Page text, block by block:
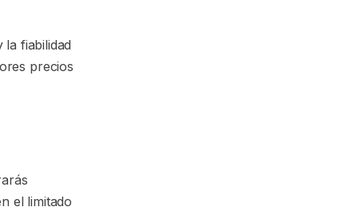
fiabilidad
precios
el limitado